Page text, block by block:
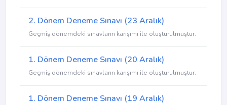
2. Dönem Deneme Sınavı (23 Aralık)
Geçmiş dönemdeki sınavların karışımı ile oluşturulmuştur.
1. Dönem Deneme Sınavı (20 Aralık)
Geçmiş dönemdeki sınavların karışımı ile oluşturulmuştur.
1. Dönem Deneme Sınavı (19 Aralık)